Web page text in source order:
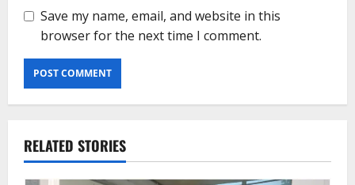
Save my name, email, and website in this
browser for the next time I comment.
RELATED STORIES